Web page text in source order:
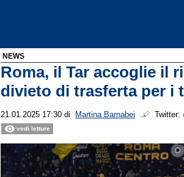
NEWS
Roma, il Tar accoglie il
divieto di trasferta per i
21.01.2025 17:30 di Martina Barnabei Twitter:
vedi letture